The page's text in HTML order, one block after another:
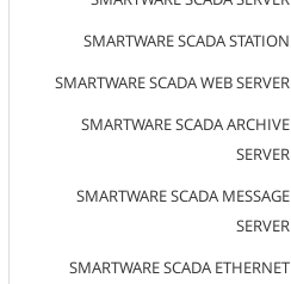
SMARTWARE SCADA STATION
SMARTWARE SCADA WEB SERVER
SMARTWARE SCADA ARCHIVE
SERVER
SMARTWARE SCADA MESSAGE
SERVER
SMARTWARE SCADA ETHERNET